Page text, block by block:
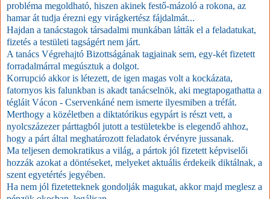
probléma megoldható, hiszen akinek festő-mázoló a rokona, az
hamar át tudja érezni egy virágkertész fájdalmát...
Hajdan a tanácstagok társadalmi munkában látták el a feladatukat,
fizetés a testületi tagságért nem járt.
A tanács Végrehajtó Bizottságának tagjainak sem, egy-két fizetett
forradalmárral megúsztuk a dolgot.
Korrupció akkor is létezett, de igen magas volt a kockázata,
fatornyos kis falunkban is akadt tanácselnök, aki megtapogathatta a
tégláit Vácon - Cservenkáné nem ismerte ilyesmiben a tréfát.
Merthogy a közéletben a diktatórikus egypárt is részt vett, a
nyolcszázezer párttagból jutott a testületekbe is elegendő ahhoz,
hogy a párt által meghatározott feladatok érvényre jussanak.
Ma teljesen demokratikus a világ, a pártok jól fizetett képviselői
hozzák azokat a döntéseket, melyeket aktuális érdekeik diktálnak, a
szent egyetértés jegyében.
Ha nem jól fizetetteknek gondolják magukat, akkor majd meglesz a